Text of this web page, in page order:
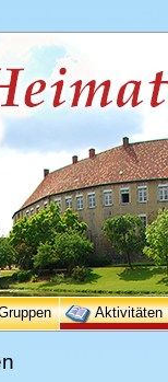
Aktivitäten